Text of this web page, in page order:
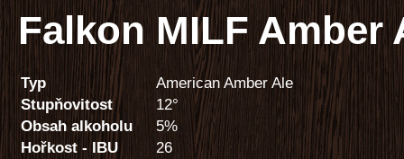
Falkon MILF Amber
Typ
American Amber Ale
Stupňovitost
12°
Obsah alkoholu
5%
Hořkost - IBU
26